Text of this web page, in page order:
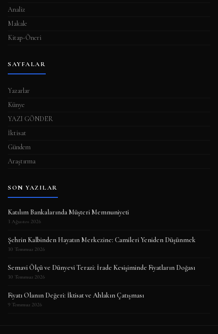
Analiz
Makale
Kitap-Öneri
SAYFALAR
Yazarlar
Künye
YAZI GÖNDER
İktisat
Gündem
Araştırma
SON YAZILAR
Katılım Bankalarında Müşteri Memnuniyeti
3 Ağustos 2026
Şehrin Kalbinden Hayatın Merkezine: Camileri Yeniden Düşünmek
30 Temmuz 2026
Semavi Ölçü ve Dünyevi Terazi: İrade Kesişiminde Fiyatların Doğası
30 Temmuz 2026
Fiyatı Olanın Değeri: İktisat ve Ahlakın Çatışması
9 Temmuz 2026